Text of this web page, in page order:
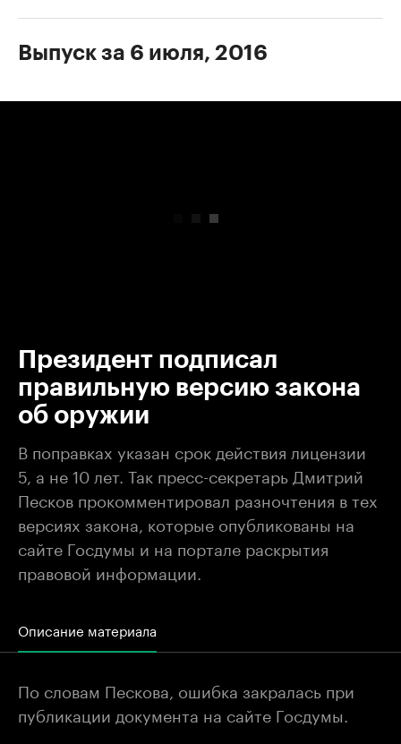
Выпуск за 6 июля, 2016
Президент подписал
правильную версию закона
об оружии
В поправках указан срок действия лицензии
5, а не 10 лет. Так пресс-секретарь Дмитрий
Песков прокомментировал разночтения в тех
версиях закона, которые опубликованы на
сайте Госдумы и на портале раскрытия
правовой информации.
Описание материала
По словам Пескова, ошибка закралась при
публикации документа на сайте Госдумы.